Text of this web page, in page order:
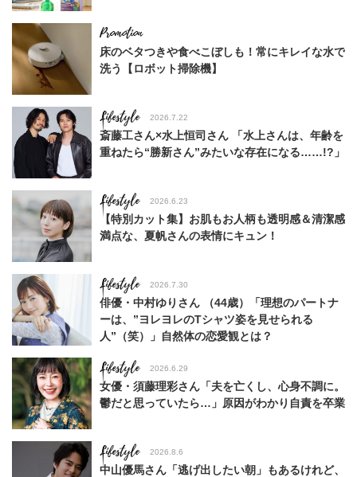
床のベタつきや食べこぼしも！常にキレイな水で
洗う【ロボット掃除機】
Lifestyle 2026.7.22
斎藤工さん×水上恒司さん 「水上さんは、年齢を
重ねたら“勝新さん”みたいな存在になる……!?」
Lifestyle 2026.6.23
【特別カット集】お肌もお人柄も透明感＆清潔感
満点な、夏帆さんの表情にキュン！
Lifestyle 2026.7.30
俳優・中村ゆりさん （44歳）「理想のパートナ
ーは、”ヨレヨレのTシャツ姿を見せられる
人”（笑）」自然体の恋愛観とは？
Lifestyle 2026.6.29
女優・須藤理彩さん「夫を亡くし、心身不調に。
鬱だと思っていたら…」原因がわかり自責を卒業
Lifestyle 2026.8.6
中山優馬さん「逃げ出したい朝」もあるけれど、